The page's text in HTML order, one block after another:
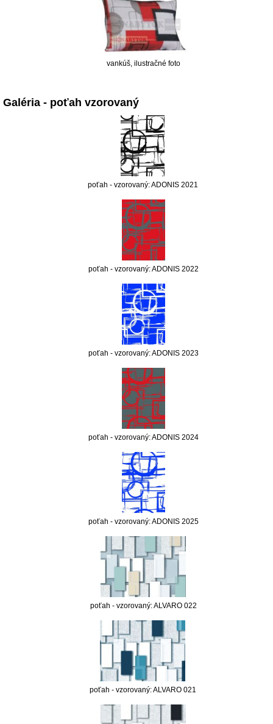
vankúš, ilustračné foto
Galéria - poťah vzorovaný
poťah - vzorovaný: ADONIS 2021
poťah - vzorovaný: ADONIS 2022
poťah - vzorovaný: ADONIS 2023
poťah - vzorovaný: ADONIS 2024
poťah - vzorovaný: ADONIS 2025
poťah - vzorovaný: ALVARO 022
poťah - vzorovaný: ALVARO 021